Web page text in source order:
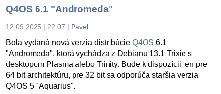
Q4OS 6.1 "Andromeda"
12.09.2025 | 22:07 | Pavel
Bola vydaná nová verzia distribúcie Q4OS 6.1
"Andromeda", ktorá vychádza z Debianu 13.1 Trixie s
desktopom Plasma alebo Trinity. Bude k dispozícii len pre
64 bit architektúru, pre 32 bit sa odporúča staršia verzia
Q4OS 5 "Aquarius".